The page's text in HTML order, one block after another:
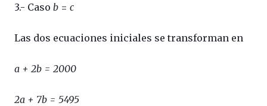
3.- Caso b = c
Las dos ecuaciones iniciales se transforman en
a + 2b = 2000
2a + 7b = 5495